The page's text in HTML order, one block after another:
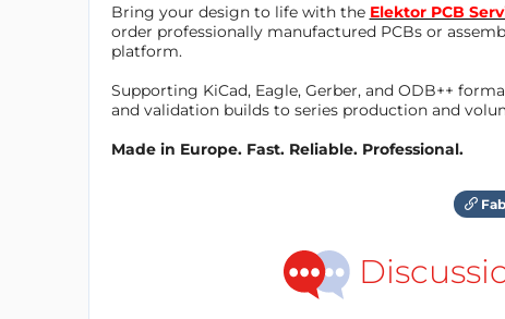
Bring your design to life with the Elektor PCB
order professionally manufactured PCBs or
platform.
Supporting KiCad, Eagle, Gerber, and ODB++
and validation builds to series production and
Made in Europe. Fast. Reliable. Professional.